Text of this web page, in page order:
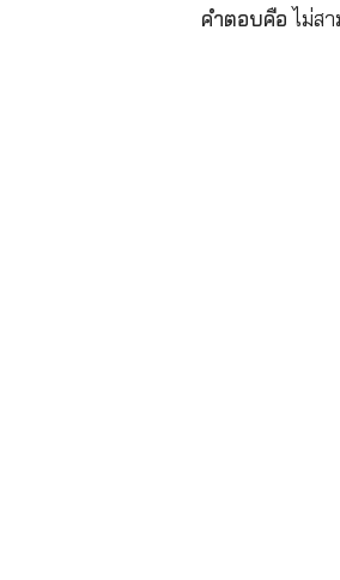
- ผู้ประกั
กลุ่มที่ 2
- ลูก หรื
- สามี-ภ
จะได้รั
ผู้ประกั